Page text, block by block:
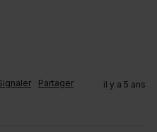
Partager il y a 5 ans